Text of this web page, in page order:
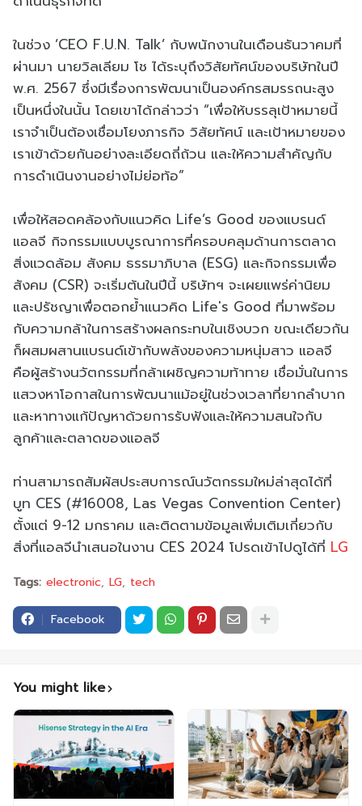
ในช่วง ‘CEO F.U.N. Talk’ กับพนักงานในเดือนธันวาคมที่
ผ่านมา นายวิลเลียม โช ได้ระบุถึงวิสัยทัศน์ของบริษัทในปี
พ.ศ. 2567 ซึ่งมีเรื่องการพัฒนาเป็นองค์กรสมรรถนะสูง
เป็นหนึ่งในนั้น โดยเขาได้กล่าวว่า “เพื่อให้บรรลุเป้าหมายนี้
เราจำเป็นต้องเชื่อมโยงภารกิจ วิสัยทัศน์ และเป้าหมายของ
เราเข้าด้วยกันอย่างละเอียดถี่ถ้วน และให้ความสำคัญกับ
การดำเนินงานอย่างไม่ย่อท้อ”
เพื่อให้สอดคล้องกับแนวคิด Life’s Good ของแบรนด์
แอลจี กิจกรรมแบบบูรณาการที่ครอบคลุมด้านการตลาด
สิ่งแวดล้อม สังคม ธรรมาภิบาล (ESG) และกิจกรรมเพื่อ
สังคม (CSR) จะเริ่มต้นในปีนี้ บริษัทฯ จะเผยแพร่ค่านิยม
และปรัชญาเพื่อตอกย้ำแนวคิด Life's Good ที่มาพร้อม
กับความกล้าในการสร้างผลกระทบในเชิงบวก ขณะเดียวกัน
ก็ผสมผสานแบรนด์เข้ากับพลังของความหนุ่มสาว แอลจี
คือผู้สร้างนวัตกรรมที่กล้าเผชิญความท้าทาย เชื่อมั่นในการ
แสวงหาโอกาสในการพัฒนาแม้อยู่ในช่วงเวลาที่ยากลำบาก
และหาทางแก้ปัญหาด้วยการรับฟังและให้ความสนใจกับ
ลูกค้าและตลาดของแอลจี
ท่านสามารถสัมผัสประสบการณ์นวัตกรรมใหม่ล่าสุดได้ที่
บูท CES (#16008, Las Vegas Convention Center)
ตั้งแต่ 9-12 มกราคม และติดตามข้อมูลเพิ่มเติมเกี่ยวกับ
สิ่งที่แอลจีนำเสนอในงาน CES 2024 โปรดเข้าไปดูได้ที่ LG
Tags: electronic LG tech
Facebook
You might like